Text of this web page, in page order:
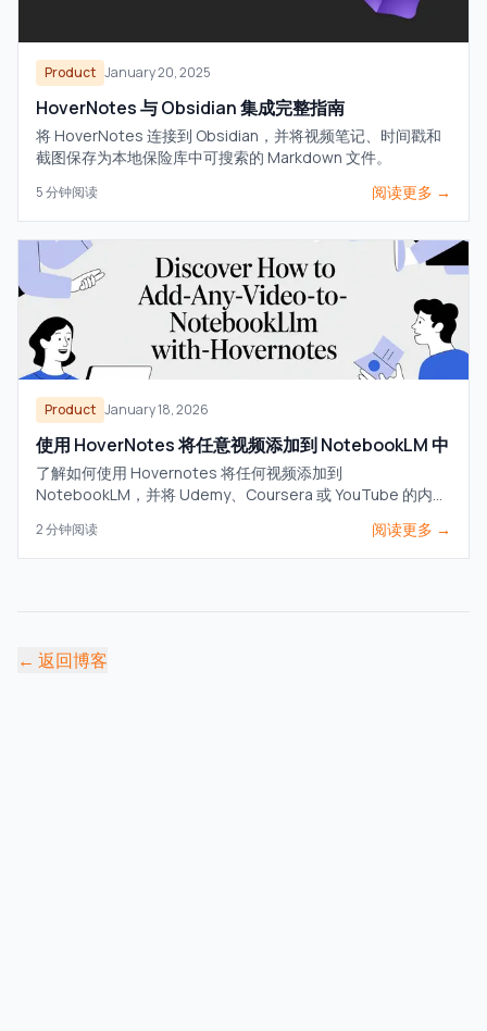
Product January 20, 2025
HoverNotes 与 Obsidian 集成完整指南
将 HoverNotes 连接到 Obsidian，并将视频笔记、时间戳和
截图保存为本地保险库中可搜索的 Markdown 文件。
5分钟阅读 阅读更多 →
Product January 18, 2026
使用 HoverNotes 将任意视频添加到 NotebookLM 中
了解如何使用 Hovernotes 将任何视频添加到
NotebookLM，并将 Udemy、Coursera 或 YouTube 的内容
2分钟阅读 阅读更多 →
← 返回博客